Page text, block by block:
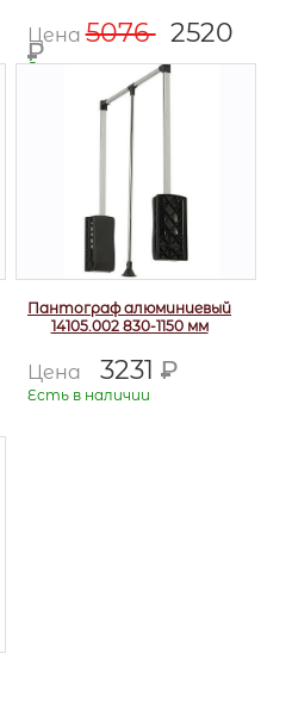
Цена50762520
Р
Есть в наличии
Пантограф алюминиевый
14105.002 830-1150 мм
Цена 3231 Р
Есть в наличии